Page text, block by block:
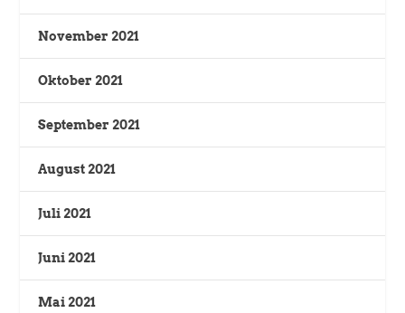
November 2021
Oktober 2021
September 2021
August 2021
Juli 2021
Juni 2021
Mai 2021